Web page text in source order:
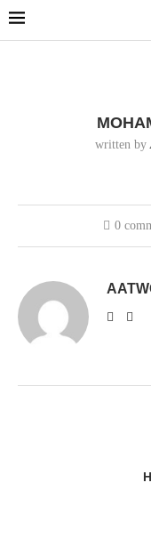
written by
0